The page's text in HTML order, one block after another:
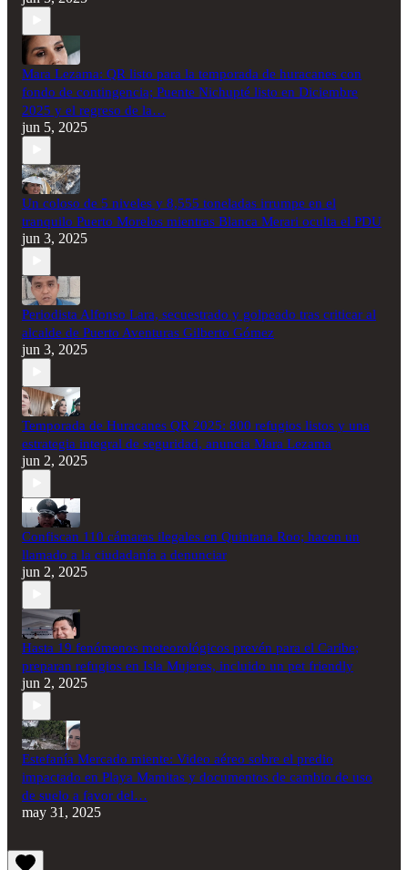
Mara Lezama: QR listo para la temporada de huracanes con
fondo de contingencia; Puente Nichupté listo en Diciembre
2025 y el regreso de la…
jun 5, 2025
Un coloso de 5 niveles y 8,555 toneladas irrumpe en el
tranquilo Puerto Morelos mientras Blanca Merari oculta el PDU
jun 3, 2025
Periodista Alfonso Lara, secuestrado y golpeado tras criticar al
alcalde de Puerto Aventuras Gilberto Gómez
jun 3, 2025
Temporada de Huracanes QR 2025: 800 refugios listos y una
estrategia integral de seguridad, anuncia Mara Lezama
jun 2, 2025
Confiscan 110 cámaras ilegales en Quintana Roo; hacen un
llamado a la ciudadanía a denunciar
jun 2, 2025
Hasta 19 fenómenos meteorológicos prevén para el Caribe;
preparan refugios en Isla Mujeres, incluido un pet friendly
jun 2, 2025
Estefanía Mercado miente: Video aéreo sobre el predio
impactado en Playa Mamitas y documentos de cambio de uso
de suelo a favor del…
may 31, 2025